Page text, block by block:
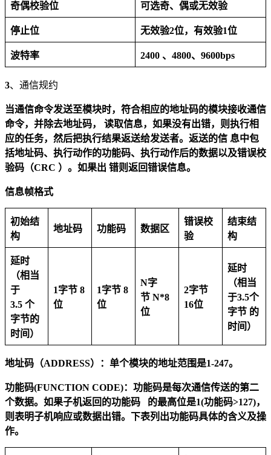
奇偶校验位 可选奇、偶或无效验
停止位 无效验2位，有效验1位
波特率 2400 、 4800、 9600bps
3、通信规约
当通信命令发送至模块时，符合相应的地址码的模块接收通信
命令，并除去地址码，
读取信息，如果没有出错，则执行相
应的任务，然后把执行结果返送给发送者。返送的信 息中包
括地址码、执行动作的功能码、执行动作后的数据以及错误校
验码（CRC ）。如果出 错则返回错误信息。
信息帧格式
初始结
构
地址码 功能码 数据区
错误校
验
结束结
构
延时
（相当
于
3.5 个
字节的
时间）
1字节 8
位
1字节 8
位
N字
节 N*8
位
2字节
16位
延时
（相当
于3.5个
字节 的
时间）
地址码（ADDRESS）： 单个模块的地址范围是1-247。
功能码(FUNCTION CODE)：功能码是每次通信传送的第二
个数据。如果子机返回的功能码
的最高位是1(功能码>127)，
则表明子机响应或数据出错。下表列出功能码具体的含义及操
作。